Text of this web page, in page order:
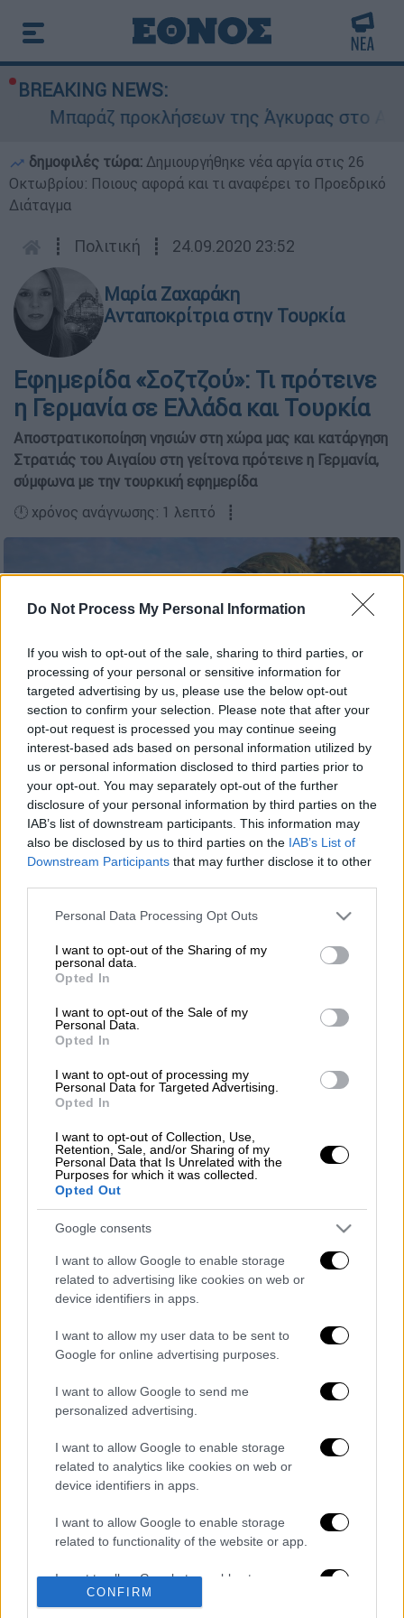
Do Not Process My Personal Information
If you wish to opt-out of the sale, sharing to third parties, or
processing of your personal or sensitive information for
targeted advertising by us, please use the below opt-out
section to confirm your selection. Please note that after your
opt-out request is processed you may continue seeing
interest-based ads based on personal information utilized by
us or personal information disclosed to third parties prior to
your opt-out. You may separately opt-out of the further
disclosure of your personal information by third parties on the
IAB’s list of downstream participants. This information may
also be disclosed by us to third parties on the IAB’s List of
Downstream Participants that may further disclose it to other
Please note that this website/app uses one or more Google
not limited to your visit or usage behaviour. You may click to
grant or deny consent to Google and its third-party tags to
use your data for below specified purposes in below Google
consent section.
Personal Data Processing Opt Outs
I want to opt-out of the Sharing of my
personal data.
Opted In
I want to opt-out of the Sale of my
Personal Data.
Opted In
I want to opt-out of processing my
Personal Data for Targeted Advertising.
Opted In
I want to opt-out of Collection, Use,
Retention, Sale, and/or Sharing of my
Personal Data that Is Unrelated with the
Purposes for which it was collected.
Opted Out
Google consents
I want to allow Google to enable storage
related to advertising like cookies on web or
device identifiers in apps.
I want to allow my user data to be sent to
Google for online advertising purposes.
I want to allow Google to send me
personalized advertising.
I want to allow Google to enable storage
related to analytics like cookies on web or
device identifiers in apps.
I want to allow Google to enable storage
related to functionality of the website or app.
I want to allow Google to enable storage
related to personalization.
CONFIRM
BREAKING NEWS:
Μπαράζ προκλήσεων της Άγκυρας στο
δημοφιλές τώρα: Δημιουργήθηκε νέα αργία στις 26
Οκτωβρίου: Ποιους αφορά και τι αναφέρει το Προεδρικό
Διάταγμα
┋ Πολιτική ┋ 24.09.2020 23:52
Μαρία Ζαχαράκη
Ανταποκρίτρια στην Τουρκία
Εφημερίδα «Σοζτζού»: Τι πρότεινε
η Γερμανία σε Ελλάδα και Τουρκία
Αποστρατικοποίηση νησιών στη χώρα μας και κατάργηση
Στρατιάς του Αιγαίου στη γείτονα πρότεινε η Γερμανία,
σύμφωνα με την τουρκική εφημερίδα
🕛 χρόνος ανάγνωσης: 1 λεπτό ┋
(EUROKINISSI/ΓΕΣ)
Προσθέστε το ΕΘΝΟΣ στη Google
Αποστρατικοποίησηκαι των δύο ακτών του
Αιγαίου φέρεται ναπρότεινε η Γερμανία σε
εφημερίδα «Σοζτζού». Σύμφωνα με
διπλωματικές πηγές που επικαλείται η
εφημερίδα, η Γερμανία, προκειμένου να
μειωθεί η ένταση μεταξύ Ελλάδας και
Τουρκίας και να ξεκινήσει ο διάλογος,
φέρεται να πρότεινε στην Ελλάδα να
αποσύρει τα στρατεύματά της από τα νησιά
Τουρκία και αντίστοιχα στην Τουρκία να
καταργήσει τη Στρατιά του Αιγαίου.
Η στρατιά του Αιγαίου εγκαθιδρύθηκε στη
Σμύρνη στις 20 Ιουλίου του 1975
απάντηση στη στρατικοποίηση των
ελληνικών νησιών κι ενώ οι σχέσεις των
δυο χωρών είχαν φτάσει σε πολύ άσχημο
σημείο λόγω του
Κυπριακού
Διαβάστε ακόμη
Εκτελέσεις, συλλήψεις και νέοι
περιορισμοί: Το Ιράν σκληραίνει τη γραμμή
Η πρώτη δήλωση της οικογένειας της
38χρονης Βρετανίδας που δολοφονήθηκε
Ντύθηκε «Χάρος», ανέβηκε στην οροφή
ασθενείς